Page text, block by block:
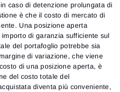
caso di detenzione prolungata di
è che il costo di mercato di
Una posizione aperta
di garanzia sufficiente sul
del portafoglio potrebbe sia
di variazione, che viene
di una posizione aperta, è
del costo totale del
diventa più conveniente,